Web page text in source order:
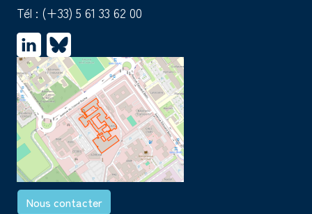
Tél : (+33) 5 61 33 62 00
Nous contacter